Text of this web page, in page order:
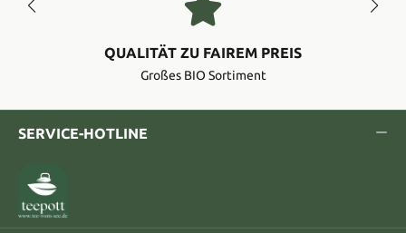
QUALITÄT ZU FAIREM PREIS
Großes BIO Sortiment
SERVICE-HOTLINE